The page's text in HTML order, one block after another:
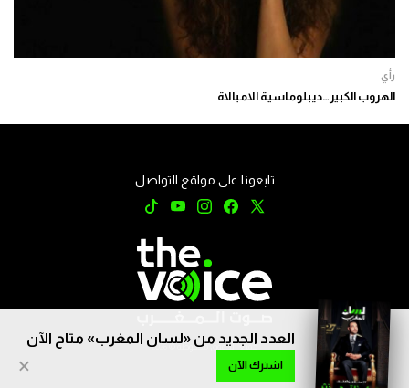
رأي
الهروب الكبير…ديبلوماسية الامبالاة
العدد الجديد من «لسان المغرب» متاح الآن
اشترك الآن ×
تابعونا على مواقع التواصل
جميع الحقوق محفوظة © 2026